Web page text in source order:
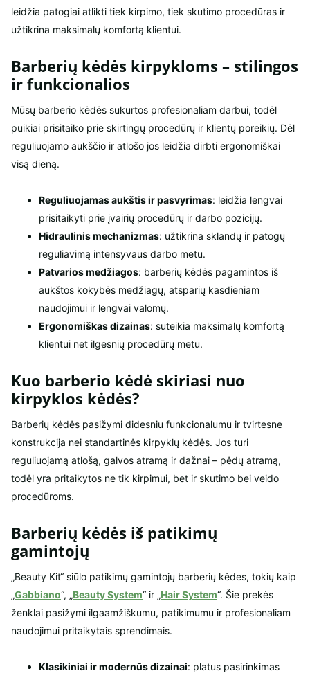
leidžia patogiai atlikti tiek kirpimo, tiek skutimo procedūras ir
užtikrina maksimalų komfortą klientui.
Barberių kėdės kirpykloms – stilingos
ir funkcionalios
Mūsų barberio kėdės sukurtos profesionaliam darbui, todėl
puikiai prisitaiko prie skirtingų procedūrų ir klientų poreikių. Dėl
reguliuojamo aukščio ir atlošo jos leidžia dirbti ergonomiškai
visą dieną.
Reguliuojamas aukštis ir pasvyrimas: leidžia lengvai
prisitaikyti prie įvairių procedūrų ir darbo pozicijų.
Hidraulinis mechanizmas: užtikrina sklandų ir patogų
reguliavimą intensyvaus darbo metu.
Patvarios medžiagos: barberių kėdės pagamintos iš
aukštos kokybės medžiagų, atsparių kasdieniam
naudojimui ir lengvai valomų.
Ergonomiškas dizainas: suteikia maksimalų komfortą
klientui net ilgesnių procedūrų metu.
Kuo barberio kėdė skiriasi nuo
kirpyklos kėdės?
Barberių kėdės pasižymi didesniu funkcionalumu ir tvirtesne
konstrukcija nei standartinės kirpyklų kėdės. Jos turi
reguliuojamą atlošą, galvos atramą ir dažnai – pėdų atramą,
todėl yra pritaikytos ne tik kirpimui, bet ir skutimo bei veido
procedūroms.
Barberių kėdės iš patikimų
gamintojų
„Beauty Kit“ siūlo patikimų gamintojų barberių kėdes, tokių kaip
„Gabbiano“, „Beauty System“ ir „Hair System“. Šie prekės
ženklai pasižymi ilgaamžiškumu, patikimumu ir profesionaliam
naudojimui pritaikytais sprendimais.
Klasikiniai ir modernūs dizainai: platus pasirinkimas